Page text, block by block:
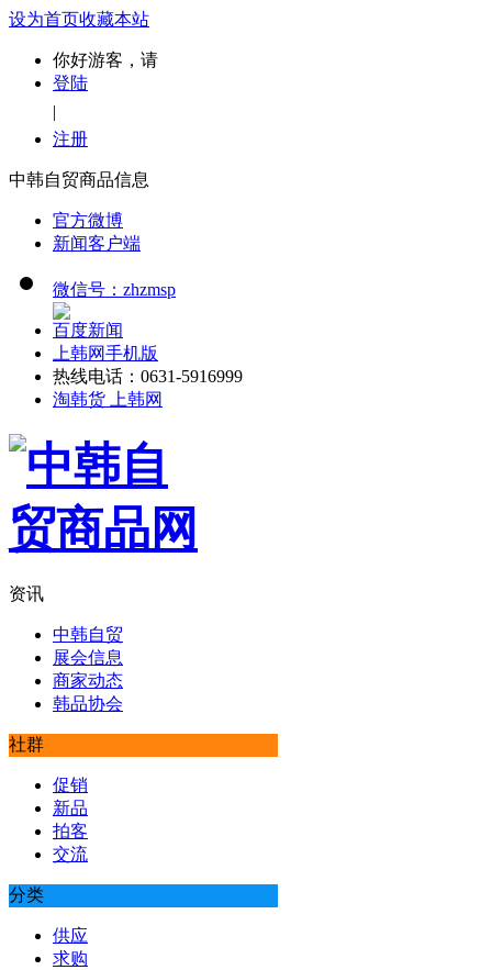
设为首页收藏本站
你好游客，请
登陆
|
注册
中韩自贸商品信息
官方微博
新闻客户端
微信号：zhzmsp
百度新闻
上韩网手机版
热线电话：0631-5916999
淘韩货 上韩网
资讯
中韩自贸
展会信息
商家动态
韩品协会
社群
促销
新品
拍客
交流
分类
供应
求购